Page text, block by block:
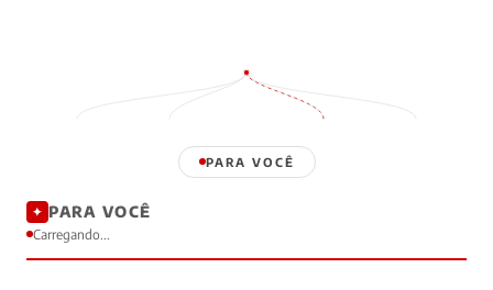
PARA VOCÊ
✦ PARA VOCÊ
Carregando...